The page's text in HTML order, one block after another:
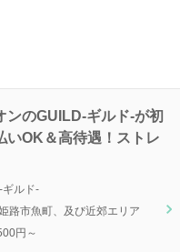
のGUILD-ギルド‐が初
OK＆高待遇！ストレ
ルド‐
路市魚町、及び近郊エリア
円～